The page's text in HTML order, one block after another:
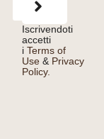
Iscrivendoti
accetti
iTerms of
Use & Privacy
Policy.